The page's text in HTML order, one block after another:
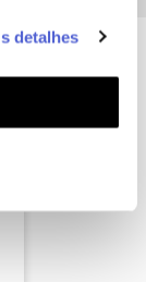
e
interesses
gerir a
detalhes